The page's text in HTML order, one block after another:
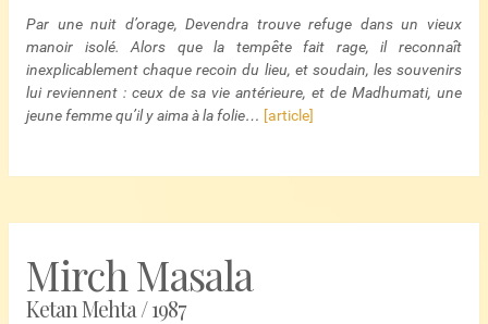
Par une nuit d’orage, Devendra trouve refuge dans un vieux
manoir isolé. Alors que la tempête fait rage, il reconnaît
inexplicablement chaque recoin du lieu, et soudain, les souvenirs
lui reviennent : ceux de sa vie antérieure, et de Madhumati, une
jeune femme qu’il y aima à la folie… [article]
Mirch Masala
Ketan Mehta / 1987